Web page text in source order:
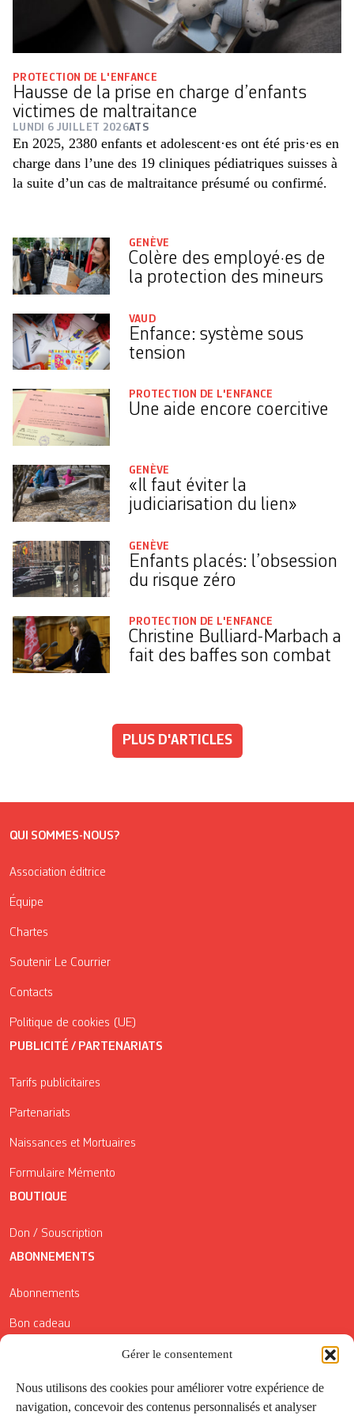
Gérer le consentement
Nous utilisons des cookies pour améliorer votre expérience de
navigation, concevoir des contenus personnalisés et analyser
PROTECTION DE L'ENFANCE
Hausse de la prise en charge d’enfants
victimes de maltraitance
LUNDI 6 JUILLET 2026ATS
En 2025, 2380 enfants et adolescent·es ont été pris·es en
charge dans l’une des 19 cliniques pédiatriques suisses à
la suite d’un cas de maltraitance présumé ou confirmé.
GENÈVE
Colère des employé·es de
la protection des mineurs
VAUD
Enfance: système sous
tension
PROTECTION DE L'ENFANCE
Une aide encore coercitive
GENÈVE
«Il faut éviter la
judiciarisation du lien»
GENÈVE
Enfants placés: l’obsession
du risque zéro
PROTECTION DE L'ENFANCE
Christine Bulliard-Marbach a
fait des baffes son combat
PLUS D'ARTICLES
QUI SOMMES-NOUS?
Association éditrice
Équipe
Chartes
Soutenir Le Courrier
Contacts
Politique de cookies (UE)
PUBLICITÉ / PARTENARIATS
Tarifs publicitaires
Partenariats
Naissances et Mortuaires
Formulaire Mémento
BOUTIQUE
Don / Souscription
ABONNEMENTS
Abonnements
Bon cadeau
Conditions générales de vente
Réductions de la Carte Côté Courrier
Application